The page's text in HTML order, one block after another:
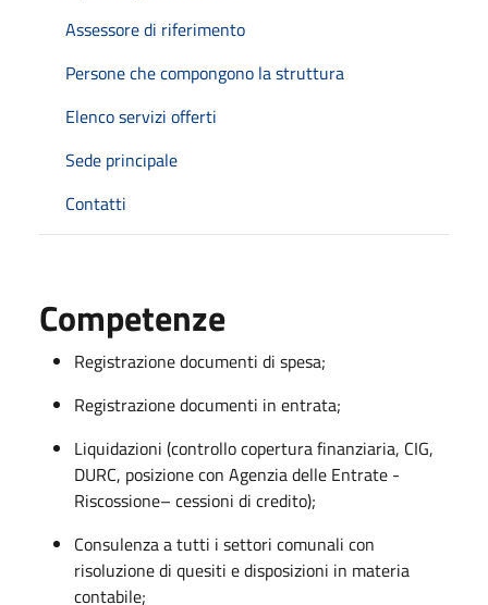
Assessore di riferimento
Persone che compongono la struttura
Elenco servizi offerti
Sede principale
Contatti
Competenze
Registrazione documenti di spesa;
Registrazione documenti in entrata;
Liquidazioni (controllo copertura finanziaria, CIG,
DURC, posizione con Agenzia delle Entrate -
Riscossione– cessioni di credito);
Consulenza a tutti i settori comunali con
risoluzione di quesiti e disposizioni in materia
contabile;